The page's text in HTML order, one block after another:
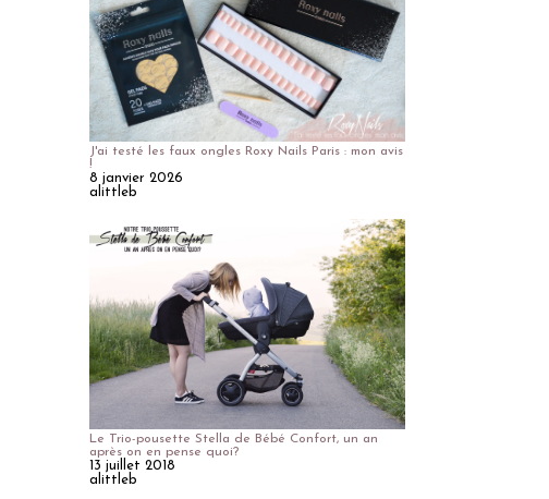
J'ai testé les faux ongles Roxy Nails Paris : mon avis
!
8 janvier 2026
alittleb
Le Trio-pousette Stella de Bébé Confort, un an
après on en pense quoi?
13 juillet 2018
alittleb